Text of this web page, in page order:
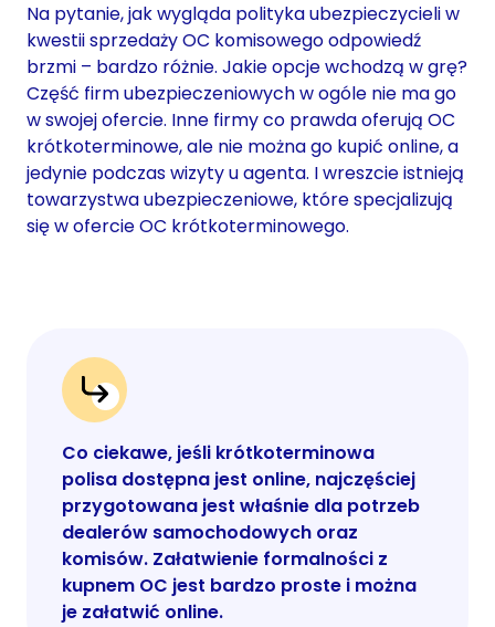
Na pytanie, jak wygląda polityka ubezpieczycieli w
kwestii sprzedaży OC komisowego odpowiedź
brzmi – bardzo różnie. Jakie opcje wchodzą w grę?
Część firm ubezpieczeniowych w ogóle nie ma go
w swojej ofercie. Inne firmy co prawda oferują OC
krótkoterminowe, ale nie można go kupić online, a
jedynie podczas wizyty u agenta. I wreszcie istnieją
towarzystwa ubezpieczeniowe, które specjalizują
się w ofercie OC krótkoterminowego.
Co ciekawe, jeśli krótkoterminowa
polisa dostępna jest online, najczęściej
przygotowana jest właśnie dla potrzeb
dealerów samochodowych oraz
komisów. Załatwienie formalności z
kupnem OC jest bardzo proste i można
je załatwić online.